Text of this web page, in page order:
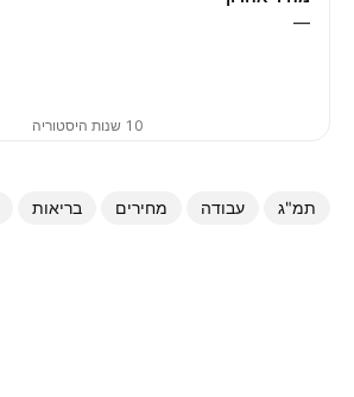
—
10 שנות היסטוריה
תמ"ג עבודה מחירים בריאות